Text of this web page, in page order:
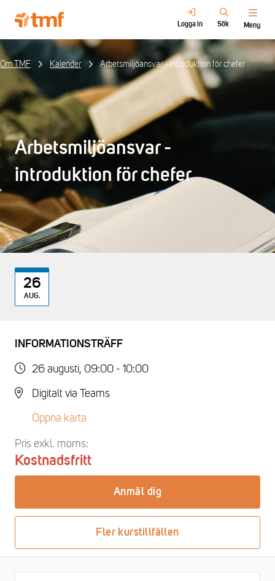
Logga in Sök Meny
Om TMF Kalender Arbetsmiljöansvar - introduktion för chefer
Arbetsmiljöansvar -
introduktion för chefer
26
AUG.
INFORMATIONSTRÄFF
26 augusti, 09:00 - 10:00
Digitalt via Teams
Öppna karta
Pris exkl. moms:
Kostnadsfritt
Anmäl dig
Fler kurstillfällen